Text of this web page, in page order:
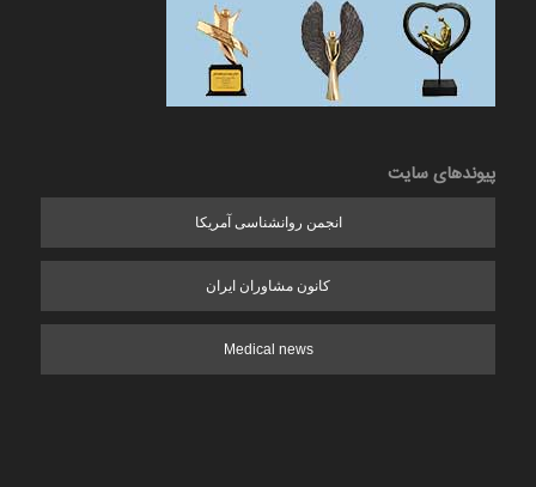
پیوندهای سایت
انجمن روانشناسی آمریکا
کانون مشاوران ایران
Medical news